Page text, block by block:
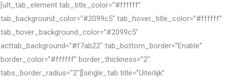
[ult_tab_element tab_title_color=”#ffffff”
tab_background_color=”#2099c5″ tab_hover_title_color=”#ffffff”
tab_hover_background_color=”#2099c5″
acttab_background=”#f7ab22″ tab_bottom_border=”Enable”
border_color=”#ffffff” border_thickness=”2″
tabs_border_radius=”2″][single_tab title=”Uiterlijk”